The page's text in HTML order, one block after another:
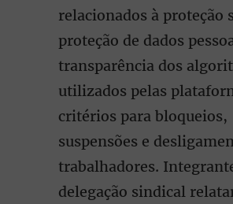
relacionados à proteção
proteção de dados
transparência dos
utilizados pelas
critérios para bloqueios,
suspensões e
trabalhadores.
delegação sindical